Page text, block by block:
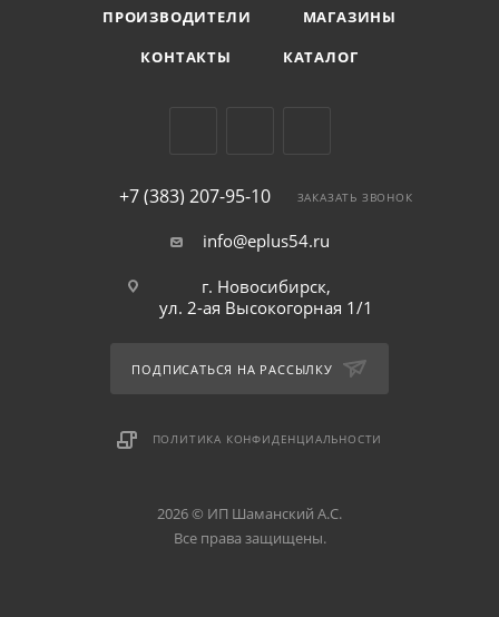
ПРОИЗВОДИТЕЛИ
МАГАЗИНЫ
КОНТАКТЫ
КАТАЛОГ
+7 (383) 207-95-10 ЗАКАЗАТЬ ЗВОНОК
info@eplus54.ru
г. Новосибирск,
ул. 2-ая Высокогорная 1/1
ПОДПИСАТЬСЯ НА РАССЫЛКУ
ПОЛИТИКА КОНФИДЕНЦИАЛЬНОСТИ
2026 © ИП Шаманский А.С.
Все права защищены.